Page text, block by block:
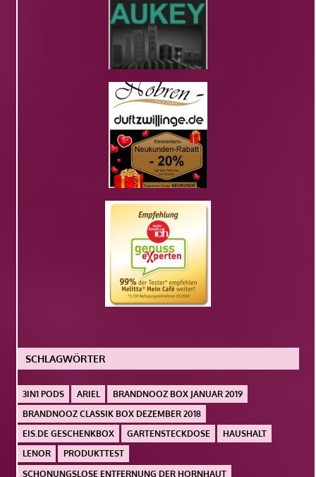
SCHLAGWÖRTER
3IN1 PODS ARIEL
BRANDNOOZ BOX JANUAR 2019
BRANDNOOZ CLASSIK BOX DEZEMBER 2018
EIS.DE GESCHENKBOX
GARTENSTECKDOSE
HAUSHALT
LENOR
PRODUKTTEST
SCHONUNGSLOSE ENTFERNUNG DER HORNHAUT